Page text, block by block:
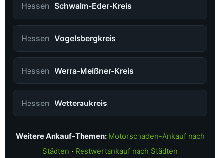
Hessen Schwalm-Eder-Kreis
Hessen Vogelsbergkreis
Hessen Werra-Meißner-Kreis
Hessen Wetteraukreis
Weitere Ankauf-Themen: Motorschaden-Ankauf nach
Städten · Restwertankauf nach Städten